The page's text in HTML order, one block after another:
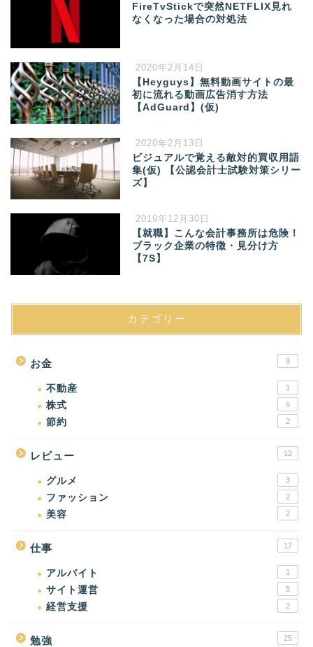
FireTvStickで突然NETFLIX見れ
なくなった場合の対処法
2020年2月14日
【Heyguys】無料動画サイトの最
初に流れる動画広告消す方法
【AdGuard】(仮)
2020年2月13日
ビジュアルで覚える敵対的買収用語
集(仮) 【公認会計士試験対策シリー
ズ】
2019年12月30日
【就職】こんな会計事務所は危険！
ブラック企業の特徴・見分け方
【7S】
カテゴリー
お金 9
不動産 1
株式 6
節約 2
レビュー 12
グルメ 3
ファッション 2
美容 2
仕事 17
アルバイト 1
サイト運営 5
経営支援 2
勉強 25